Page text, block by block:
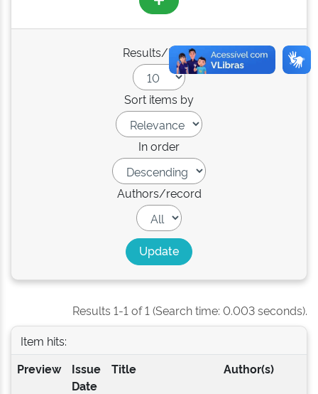
Results/Page
Sort items by
In order
Authors/record
Results 1-1 of 1 (Search time: 0.003 seconds).
Item hits:
Preview
Issue
Date
Title Author(s)